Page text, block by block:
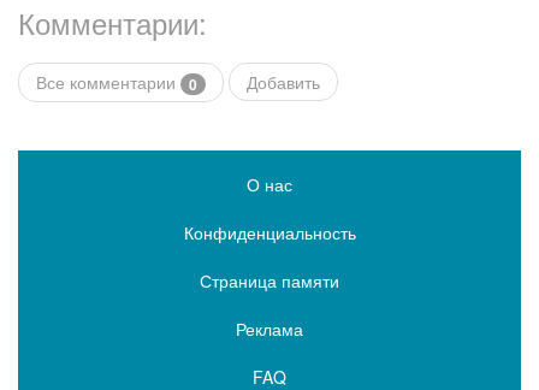
Комментарии:
Все комментарии 0 Добавить
О нас
Конфиденциальность
Страница памяти
Реклама
FAQ